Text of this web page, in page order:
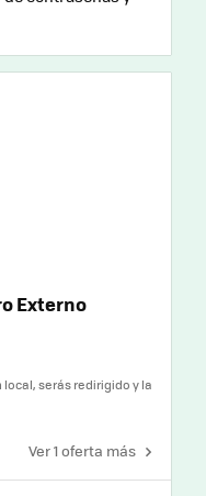
Externo
local, serás redirigido y la
Ver 1 oferta más